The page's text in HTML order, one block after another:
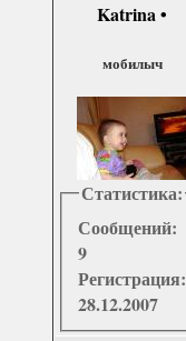
Katrina•
мобилыч
Статистика:
Сообщений:
9
Регистрация:
28.12.2007